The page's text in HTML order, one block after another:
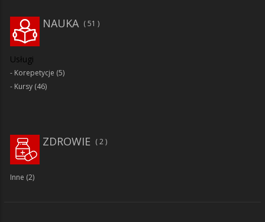
51
NAUKA
Usługi
Korepetycje (5)
Kursy (46)
ZDROWIE 2
Inne (2)